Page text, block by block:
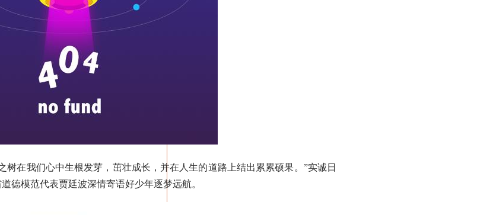
在我们心中生根发芽，茁壮成长，并在人生的道路上结出累累硕果。”实诚日
德模范代表贾廷波深情寄语好少年逐梦远航。